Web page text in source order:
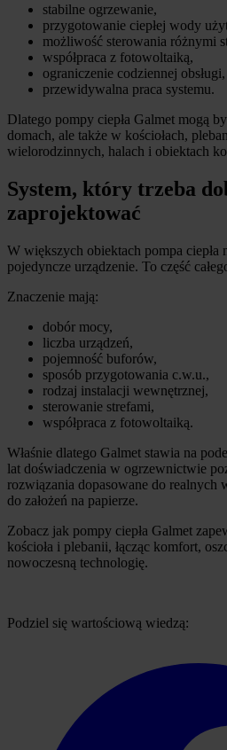
stabilne ogrzewanie,
przygotowanie ciepłej wody
możliwość sterowania różnymi
współpraca z fotowoltaiką,
ograniczenie codziennej obsługi,
przewidywalna praca systemu.
Dlatego pompy ciepła Galmet mogą
domach, ale także w kościołach,
wielorodzinnych, halach i obiektach
System, który trzeba
zaprojektować
W większych obiektach pompa ciepła
pojedyncze urządzenie. To część
Znaczenie mają:
dobór mocy,
liczba urządzeń,
pojemność buforów,
sposób przygotowania c.w.u.,
rodzaj instalacji wewnętrznej,
sterowanie strefami,
współpraca z fotowoltaiką.
Właśnie dlatego Galmet stawia na
lat doświadczenia w ogrzewnictwie
rozwiązania dopasowane do realnych
do założeń na papierze.
Zobacz jak pompy ciepła Galmet
kościoła i plebanii, łącząc komfort,
nowoczesną technologię.
Podziel się wartościową wiedzą: